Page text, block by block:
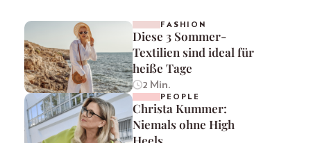
FASHION
Diese 3 Sommer-
Textilien sind ideal für
heiße Tage
2 Min.
PEOPLE
Christa Kummer:
Niemals ohne High